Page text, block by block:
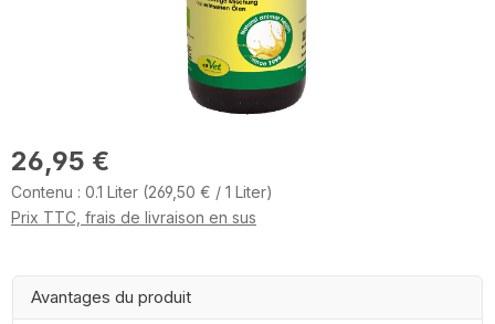
Prix régulier :
26,95 €
Contenu : 0.1 Liter (269,50 € / 1 Liter)
Prix TTC, frais de livraison en sus
Avantages du produit